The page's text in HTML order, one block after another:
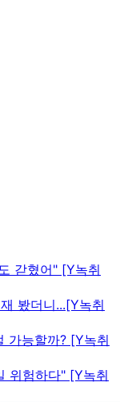
갇혔어" [Y녹취
봤더니...[Y녹취
가능할까? [Y녹취
위험하다" [Y녹취